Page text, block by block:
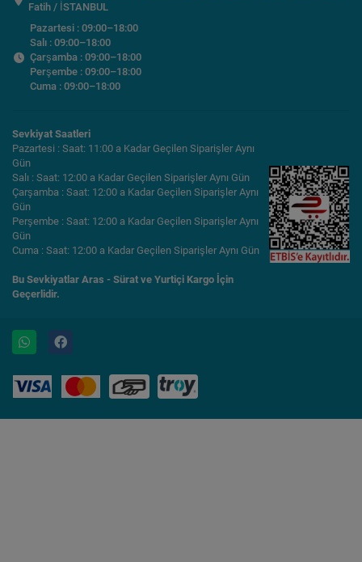
Fatih / İSTANBUL
Pazartesi : 09:00–18:00
Salı : 09:00–18:00
Çarşamba : 09:00–18:00
Perşembe : 09:00–18:00
Cuma : 09:00–18:00
Sevkiyat Saatleri
Pazartesi : Saat: 11:00 a Kadar Geçilen Siparişler Aynı
Gün
Salı : Saat: 12:00 a Kadar Geçilen Siparişler Aynı Gün
Çarşamba : Saat: 12:00 a Kadar Geçilen Siparişler Aynı
Gün
Perşembe : Saat: 12:00 a Kadar Geçilen Siparişler Aynı
Gün
Cuma : Saat: 12:00 a Kadar Geçilen Siparişler Aynı Gün
Bu Sevkiyatlar Aras - Sürat ve Yurtiçi Kargo İçin
Geçerlidir.